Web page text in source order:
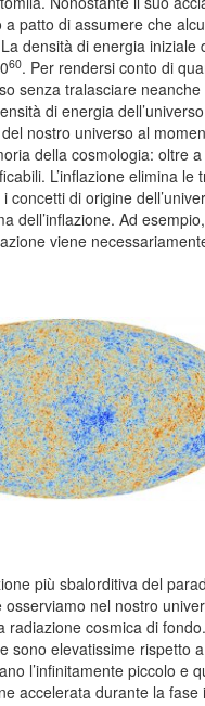
a patto di assumere che
densità di energia
60. Per rendersi conto di
senza tralasciare
di energia
nostro universo al
della cosmologia: oltre
L’inflazione elimina
i concetti di origine
dell’inflazione. Ad
viene
più sbalorditiva del
nel nostro
cosmica di
sono elevatissime rispetto
l’infinitamente piccolo e
accelerata durante la